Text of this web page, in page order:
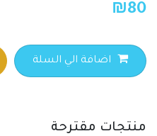
₪80
اضافة الي السلة
منتجات مقترحة